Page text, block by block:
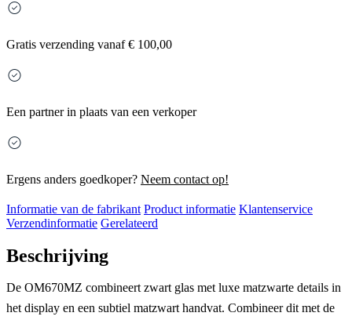
Gratis verzending vanaf € 100,00
Een partner in plaats van een verkoper
Ergens anders goedkoper? Neem contact op!
Informatie van de fabrikant Product informatie Klantenservice
Verzendinformatie Gerelateerd
Beschrijving
De OM670MZ combineert zwart glas met luxe matzwarte details in
het display en een subtiel matzwart handvat. Combineer dit met de